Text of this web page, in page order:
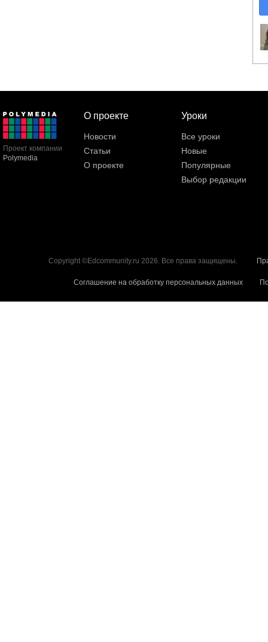
Проект компании
Polymedia
О проекте
Новости
Статьи
О проекте
Уроки
Все уроки
Новые
Популярные
Выбор редакции
Copyright ©Edcommunity.ru 2026. Все права защищены.
Соглашение на обработку персональных данных